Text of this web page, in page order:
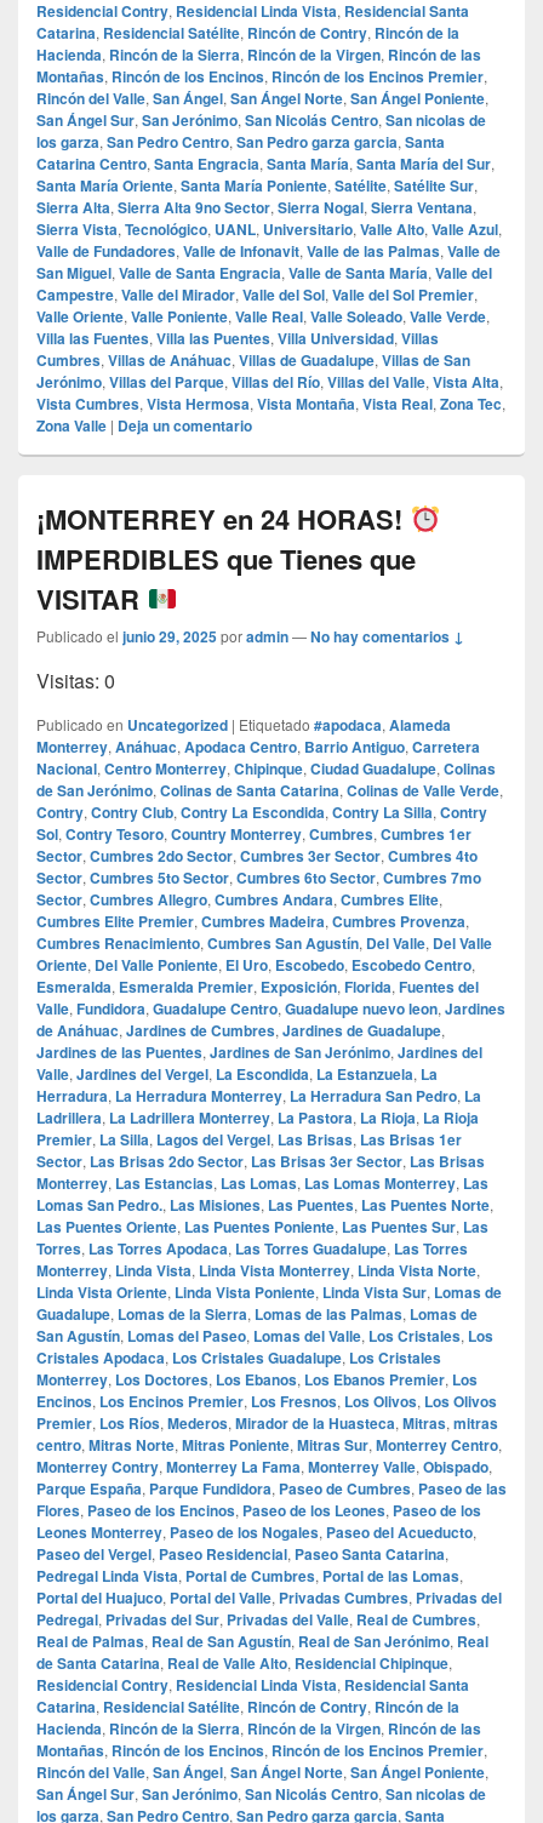
Residencial Contry, Residencial Linda Vista, Residencial Santa
Catarina, Residencial Satélite, Rincón de Contry, Rincón de la
Hacienda, Rincón de la Sierra, Rincón de la Virgen, Rincón de las
Montañas, Rincón de los Encinos, Rincón de los Encinos Premier,
Rincón del Valle, San Ángel, San Ángel Norte, San Ángel Poniente,
San Ángel Sur, San Jerónimo, San Nicolás Centro, San nicolas de
los garza, San Pedro Centro, San Pedro garza garcia, Santa
Catarina Centro, Santa Engracia, Santa María, Santa María del Sur,
Santa María Oriente, Santa María Poniente, Satélite, Satélite Sur,
Sierra Alta, Sierra Alta 9no Sector, Sierra Nogal, Sierra Ventana,
Sierra Vista, Tecnológico, UANL, Universitario, Valle Alto, Valle Azul,
Valle de Fundadores, Valle de Infonavit, Valle de las Palmas, Valle de
San Miguel, Valle de Santa Engracia, Valle de Santa María, Valle del
Campestre, Valle del Mirador, Valle del Sol, Valle del Sol Premier,
Valle Oriente, Valle Poniente, Valle Real, Valle Soleado, Valle Verde,
Villa las Fuentes, Villa las Puentes, Villa Universidad, Villas
Cumbres, Villas de Anáhuac, Villas de Guadalupe, Villas de San
Jerónimo, Villas del Parque, Villas del Río, Villas del Valle, Vista Alta,
Vista Cumbres, Vista Hermosa, Vista Montaña, Vista Real, Zona Tec,
Zona Valle | Deja un comentario
¡MONTERREY en 24 HORAS!
IMPERDIBLES que Tienes que
VISITAR
Publicado el junio 29, 2025poradmin—No hay comentarios ↓
Visitas: 0
Publicado en Uncategorized | Etiquetado #apodaca, Alameda
Monterrey, Anáhuac, Apodaca Centro, Barrio Antiguo, Carretera
Nacional, Centro Monterrey, Chipinque, Ciudad Guadalupe, Colinas
de San Jerónimo, Colinas de Santa Catarina, Colinas de Valle Verde,
Contry, Contry Club, Contry La Escondida, Contry La Silla, Contry
Sol, Contry Tesoro, Country Monterrey, Cumbres, Cumbres 1er
Sector, Cumbres 2do Sector, Cumbres 3er Sector, Cumbres 4to
Sector, Cumbres 5to Sector, Cumbres 6to Sector, Cumbres 7mo
Sector, Cumbres Allegro, Cumbres Andara, Cumbres Elite,
Cumbres Elite Premier, Cumbres Madeira, Cumbres Provenza,
Cumbres Renacimiento, Cumbres San Agustín, Del Valle, Del Valle
Oriente, Del Valle Poniente, El Uro, Escobedo, Escobedo Centro,
Esmeralda, Esmeralda Premier, Exposición, Florida, Fuentes del
Valle, Fundidora, Guadalupe Centro, Guadalupe nuevo leon, Jardines
de Anáhuac, Jardines de Cumbres, Jardines de Guadalupe,
Jardines de las Puentes, Jardines de San Jerónimo, Jardines del
Valle, Jardines del Vergel, La Escondida, La Estanzuela, La
Herradura, La Herradura Monterrey, La Herradura San Pedro, La
Ladrillera, La Ladrillera Monterrey, La Pastora, La Rioja, La Rioja
Premier, La Silla, Lagos del Vergel, Las Brisas, Las Brisas 1er
Sector, Las Brisas 2do Sector, Las Brisas 3er Sector, Las Brisas
Monterrey, Las Estancias, Las Lomas, Las Lomas Monterrey, Las
Lomas San Pedro., Las Misiones, Las Puentes, Las Puentes Norte,
Las Puentes Oriente, Las Puentes Poniente, Las Puentes Sur, Las
Torres, Las Torres Apodaca, Las Torres Guadalupe, Las Torres
Monterrey, Linda Vista, Linda Vista Monterrey, Linda Vista Norte,
Linda Vista Oriente, Linda Vista Poniente, Linda Vista Sur, Lomas de
Guadalupe, Lomas de la Sierra, Lomas de las Palmas, Lomas de
San Agustín, Lomas del Paseo, Lomas del Valle, Los Cristales, Los
Cristales Apodaca, Los Cristales Guadalupe, Los Cristales
Monterrey, Los Doctores, Los Ebanos, Los Ebanos Premier, Los
Encinos, Los Encinos Premier, Los Fresnos, Los Olivos, Los Olivos
Premier, Los Ríos, Mederos, Mirador de la Huasteca, Mitras, mitras
centro, Mitras Norte, Mitras Poniente, Mitras Sur, Monterrey Centro,
Monterrey Contry, Monterrey La Fama, Monterrey Valle, Obispado,
Parque España, Parque Fundidora, Paseo de Cumbres, Paseo de las
Flores, Paseo de los Encinos, Paseo de los Leones, Paseo de los
Leones Monterrey, Paseo de los Nogales, Paseo del Acueducto,
Paseo del Vergel, Paseo Residencial, Paseo Santa Catarina,
Pedregal Linda Vista, Portal de Cumbres, Portal de las Lomas,
Portal del Huajuco, Portal del Valle, Privadas Cumbres, Privadas del
Pedregal, Privadas del Sur, Privadas del Valle, Real de Cumbres,
Real de Palmas, Real de San Agustín, Real de San Jerónimo, Real
de Santa Catarina, Real de Valle Alto, Residencial Chipinque,
Residencial Contry, Residencial Linda Vista, Residencial Santa
Catarina, Residencial Satélite, Rincón de Contry, Rincón de la
Hacienda, Rincón de la Sierra, Rincón de la Virgen, Rincón de las
Montañas, Rincón de los Encinos, Rincón de los Encinos Premier,
Rincón del Valle, San Ángel, San Ángel Norte, San Ángel Poniente,
San Ángel Sur, San Jerónimo, San Nicolás Centro, San nicolas de
los garza, San Pedro Centro, San Pedro garza garcia, Santa